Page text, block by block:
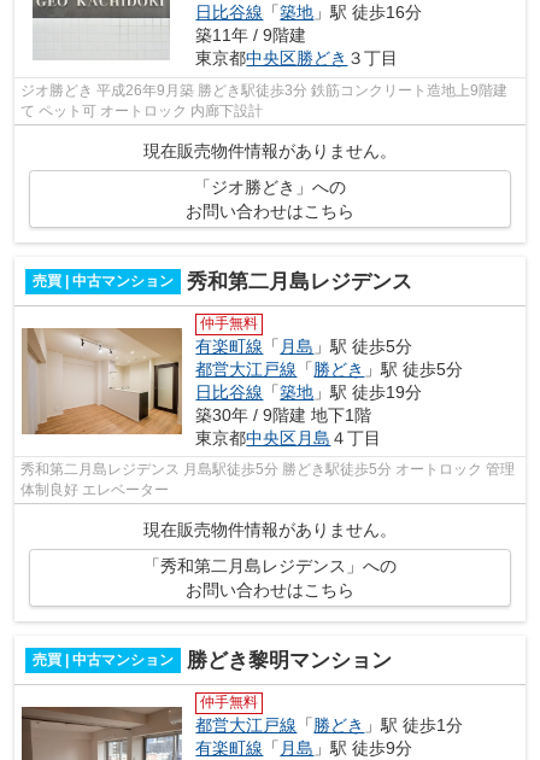
日比谷線 「築地 」駅 徒歩16分
築11年 / 9階建
東京都中央区勝どき ３丁目
ジオ勝どき 平成26年9月築 勝どき駅徒歩3分 鉄筋コンクリート造地上9階建
て ペット可 オートロック 内廊下設計
現在販売物件情報がありません。
「ジオ勝どき」への
お問い合わせはこちら
売買 | 中古マンション 秀和第二月島レジデンス
仲手無料
有楽町線 「 月島 」駅 徒歩5分
都営大江戸線 「勝どき 」駅 徒歩5分
日比谷線 「築地 」駅 徒歩19分
築30年 / 9階建 地下1階
東京都中央区月島 ４丁目
秀和第二月島レジデンス 月島駅徒歩5分 勝どき駅徒歩5分 オートロック 管理
体制良好 エレベーター
現在販売物件情報がありません。
「秀和第二月島レジデンス」への
お問い合わせはこちら
売買 | 中古マンション 勝どき黎明マンション
仲手無料
都営大江戸線 「 勝どき 」駅 徒歩1分
有楽町線 「 月島 」駅 徒歩9分